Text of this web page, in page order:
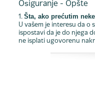
Osiguranje - Opšte
1. Šta, ako prećutim
U vašem je interesu da o
ispostavi da je do njega
ne isplati ugovorenu